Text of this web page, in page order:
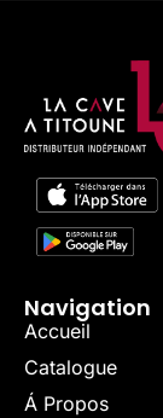
Navigation
Accueil
Catalogue
Á Propos